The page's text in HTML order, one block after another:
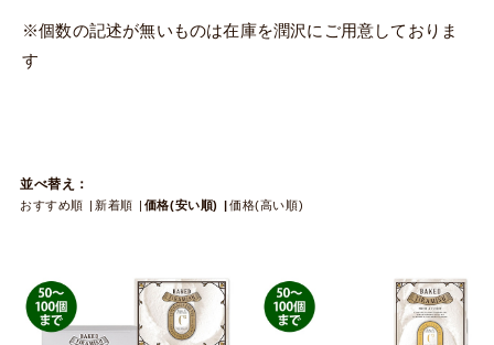
※個数の記述が無いものは在庫を潤沢にご用意しておりま
す
並べ替え：
おすすめ順 新着順 価格(安い順) 価格(高い順)